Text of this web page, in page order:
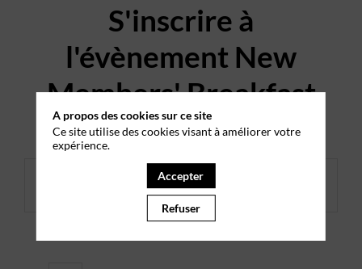
S'inscrire à
l'évènement New
Members' Breakfast
du 25 juin 2026
Les inscriptions sont terminées.
A propos des cookies sur ce site
Ce site utilise des cookies visant à améliorer votre
expérience.
Accepter
Refuser